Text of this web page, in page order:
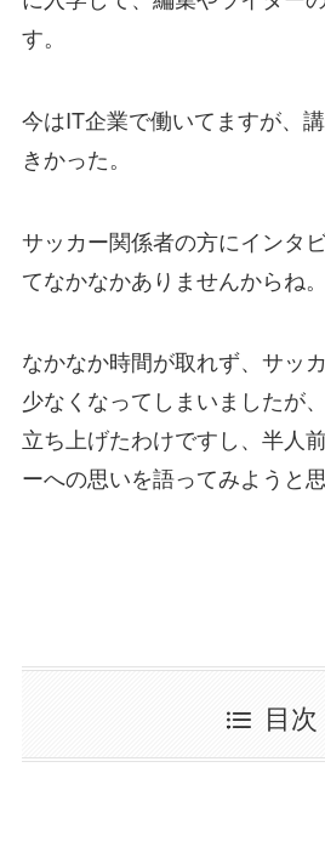
す。
今はIT企業で働いてますが、
きかった。
サッカー関係者の方にインタ
てなかなかありませんからね。
なかなか時間が取れず、サッ
少なくなってしまいましたが
立ち上げたわけですし、半人
ーへの思いを語ってみようと思
目次